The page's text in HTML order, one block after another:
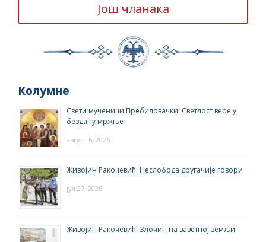
Још чланака
Колумне
Свети мученици Пребиловачки: Светлост вере у
бездану мржње
август 6, 2026
Живојин Ракочевић: Неслобода другачије говори
јул 27, 2026
Живојин Ракочевић: Злочин на заветној земљи